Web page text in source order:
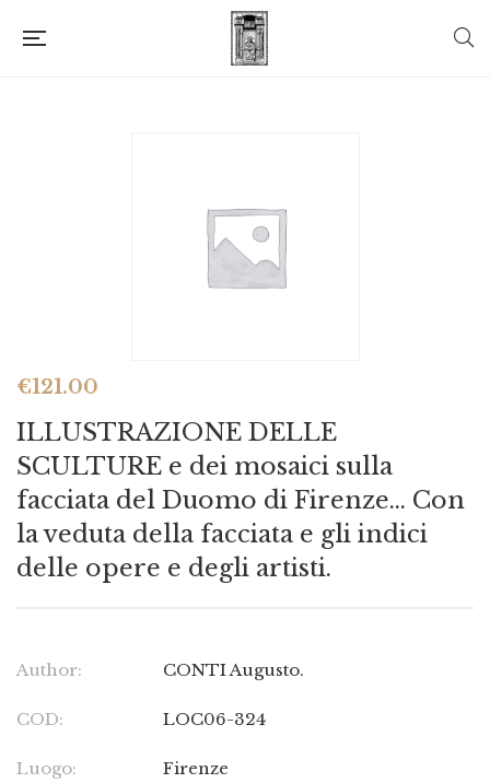
€121.00
ILLUSTRAZIONE DELLE
SCULTURE e dei mosaici sulla
facciata del Duomo di Firenze… Con
la veduta della facciata e gli indici
delle opere e degli artisti.
Author: CONTI Augusto.
COD: LOC06-324
Luogo: Firenze